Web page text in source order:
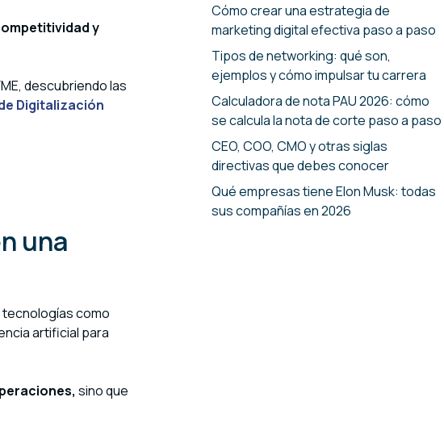
y
descubriendo las
Digitalización
una
tecnologías como
artificial para
sino que
Cómo crear una estrategia de
marketing digital efectiva paso a paso
Tipos de networking: qué son,
ejemplos y cómo impulsar tu carrera
Calculadora de nota PAU 2026: cómo
se calcula la nota de corte paso a paso
CEO, COO, CMO y otras siglas
directivas que debes conocer
Qué empresas tiene Elon Musk: todas
sus compañías en 2026